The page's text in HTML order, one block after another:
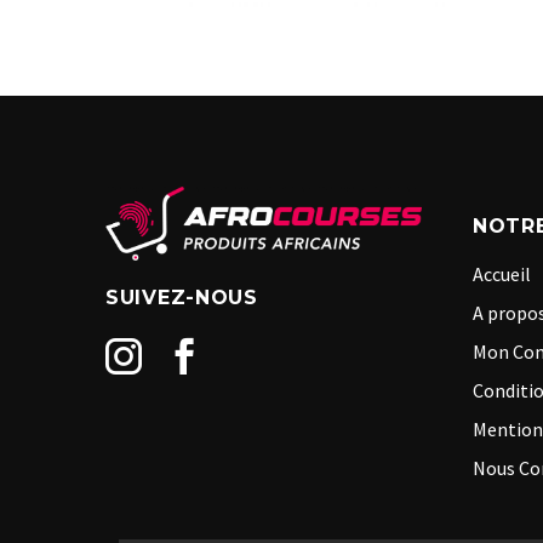
SUIVEZ-NOUS
Accueil
A
Mon
Nous